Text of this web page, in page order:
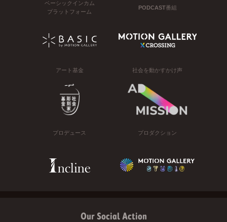
ベーシックインカム
プラットフォーム
PODCAST番組
アート基金 社会を動かすかけ声
プロデュース プロダクション
Our Social Action